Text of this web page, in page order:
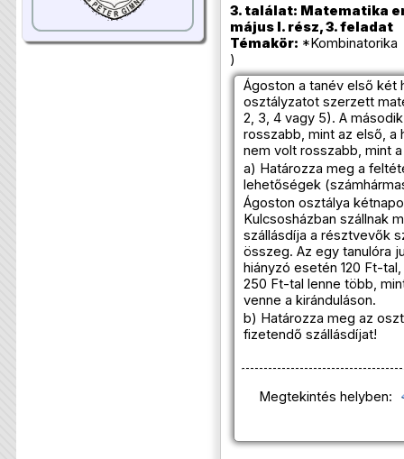
3. találat: Matematika
május I. rész, 3. feladat
Témakör: *Kombinatorika
)
Ágoston a tanév első két
osztályzatot szerzett
2, 3, 4 vagy 5). A
rosszabb, mint az első, a
nem volt rosszabb, mint
a) Határozza meg a
lehetőségek
Ágoston osztálya
Kulcsosházban szállnak
szállásdíja a résztvevők
összeg. Az egy tanulóra
hiányzó esetén 120 Ft-
250 Ft-tal lenne több,
venne a kiránduláson.
b) Határozza meg az
fizetendő szállásdíjat!
Megtekintés helyben: